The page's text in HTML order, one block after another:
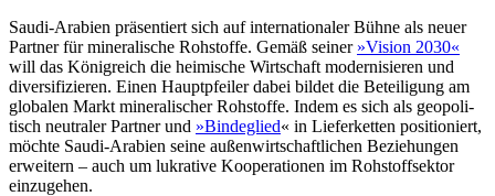
Saudi-Arabien präsentiert sich auf internationaler Bühne als neuer
Partner für mine­ralische Rohstoffe. Gemäß seiner »Vision 2030«
will das Königreich die heimi­sche Wirtschaft modernisieren und
diver­si­fizieren. Einen Hauptpfeiler dabei bildet die Beteiligung am
globalen Markt mineralischer Rohstoffe. Indem es sich als geopoli­
tisch neutra­ler Partner und »Binde­glied« in Lieferketten positioniert,
möchte Saudi-Arabien seine außen­wirtschaftlichen Be­zie­hungen
erweitern – auch um lukrative Ko­operationen im Roh­stoffsektor
einzu­gehen.